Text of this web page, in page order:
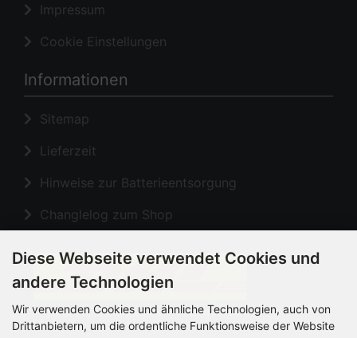
Impressum
Cookie Einstellungen
Informationen
Sitemap
Lieferzeit
Hinweise zur Batterieentsorgung
Changlelog zum Shop
Diese Webseite verwendet Cookies und
andere Technologien
Wir verwenden Cookies und ähnliche Technologien, auch von
Drittanbietern, um die ordentliche Funktionsweise der Website